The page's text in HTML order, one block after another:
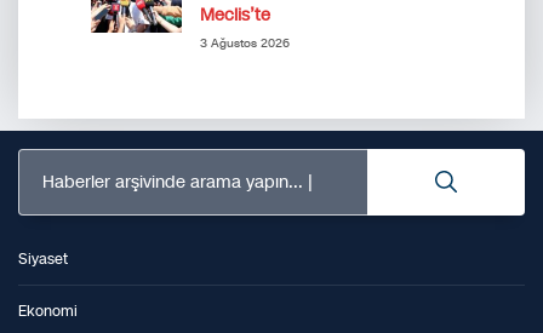
Meclis’te
3 Ağustos 2026
Haberler arşivinde arama yapın...
Siyaset
Ekonomi